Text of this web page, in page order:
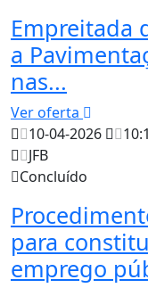
Empreitada
a
nas...
Ver oferta
10-04-2026
JFB
Concluído
para
emprego